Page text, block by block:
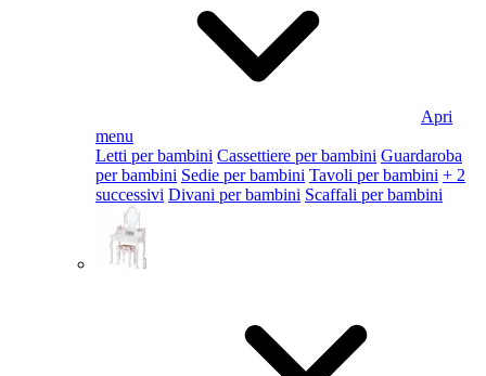
Apri
menu
Letti per bambini Cassettiere per bambini Guardaroba
per bambini Sedie per bambini Tavoli per bambini + 2
successivi Divani per bambini Scaffali per bambini